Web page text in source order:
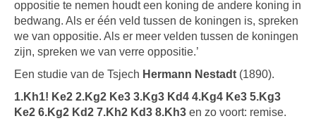
oppositie te nemen houdt een koning de andere koning in
bedwang. Als er één veld tussen de koningen is, spreken
we van oppositie. Als er meer velden tussen de koningen
zijn, spreken we van verre oppositie.’
Een studie van de Tsjech Hermann Nestadt (1890).
1.Kh1! Ke2 2.Kg2 Ke3 3.Kg3 Kd4 4.Kg4 Ke3 5.Kg3
Ke2 6.Kg2 Kd2 7.Kh2 Kd3 8.Kh3 en zo voort: remise.